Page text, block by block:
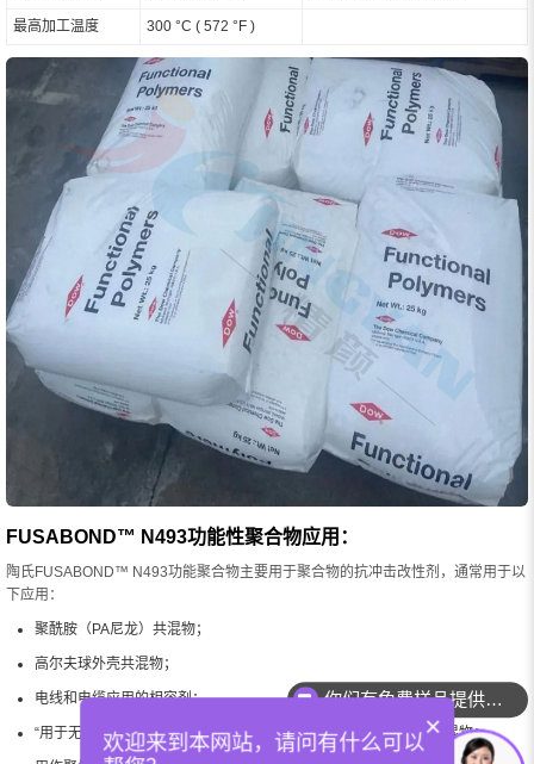
最高加工温度 300 °C ( 572 °F )
FUSABOND™ N493功能性聚合物应用：
陶氏FUSABOND™ N493功能聚合物主要用于聚合物的抗冲击改性剂，通常用于以
下应用：
聚酰胺（PA尼龙）共混物；
高尔夫球外壳共混物；
电线和电缆应用的相容剂；
“用于无卤素阻燃聚烯烃基电线和电缆化合物的相容性阻燃填料”共混物；
你们有免费样品提供吗？
×
欢迎来到本网站，请问有什么可以